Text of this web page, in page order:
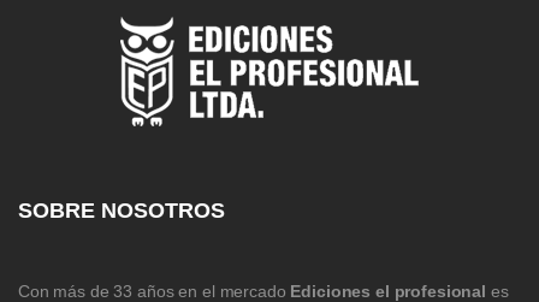
SOBRE NOSOTROS
Con más de 33 años en el mercado Ediciones el profesional es